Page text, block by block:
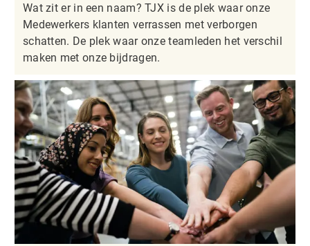
Wat zit er in een naam? TJX is de plek waar onze
Medewerkers klanten verrassen met verborgen
schatten. De plek waar onze teamleden het verschil
maken met onze bijdragen.